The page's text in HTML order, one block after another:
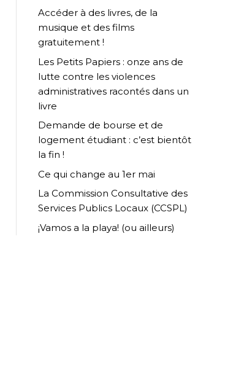
Accéder à des livres, de la
musique et des films
gratuitement !
Les Petits Papiers : onze ans de
lutte contre les violences
administratives racontés dans un
livre
Demande de bourse et de
logement étudiant : c’est bientôt
la fin !
Ce qui change au 1er mai
La Commission Consultative des
Services Publics Locaux (CCSPL)
¡Vamos a la playa! (ou ailleurs)